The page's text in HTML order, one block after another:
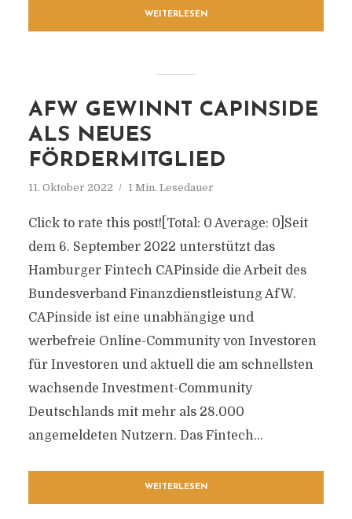
WEITERLESEN
AFW GEWINNT CAPINSIDE
ALS NEUES
FÖRDERMITGLIED
11. Oktober 2022 1 Min. Lesedauer
Click to rate this post![Total: 0 Average: 0]Seit
dem 6. September 2022 unterstützt das
Hamburger Fintech CAPinside die Arbeit des
Bundesverband Finanzdienstleistung AfW.
CAPinside ist eine unabhängige und
werbefreie Online-Community von Investoren
für Investoren und aktuell die am schnellsten
wachsende Investment-Community
Deutschlands mit mehr als 28.000
angemeldeten Nutzern. Das Fintech...
WEITERLESEN